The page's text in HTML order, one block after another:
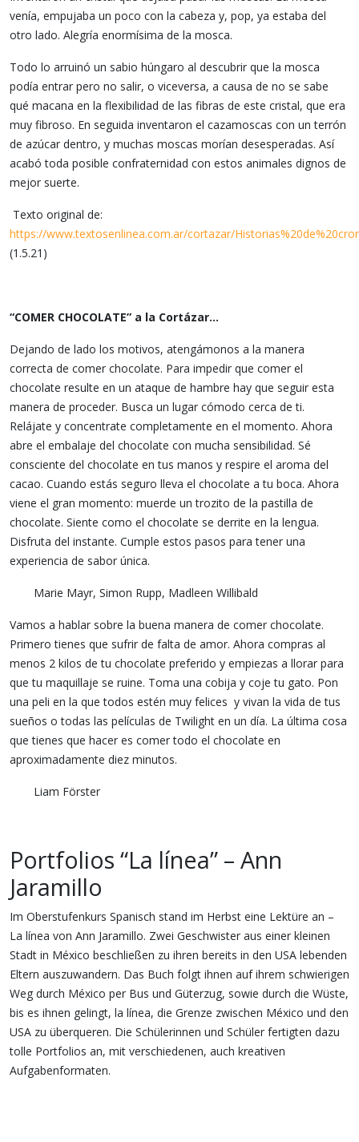
venía, empujaba un poco con la cabeza y, pop, ya estaba del
otro lado. Alegría enormísima de la mosca.
Todo lo arruinó un sabio húngaro al descubrir que la mosca
podía entrar pero no salir, o viceversa, a causa de no se sabe
qué macana en la flexibilidad de las fibras de este cristal, que era
muy fibroso. En seguida inventaron el cazamoscas con un terrón
de azúcar dentro, y muchas moscas morían desesperadas. Así
acabó toda posible confraternidad con estos animales dignos de
mejor suerte.
Texto original de:
https://www.textosenlinea.com.ar/cortazar/
(1.5.21)
“COMER CHOCOLATE” a la Cortázar…
Dejando de lado los motivos, atengámonos a la manera
correcta de comer chocolate. Para impedir que comer el
chocolate resulte en un ataque de hambre hay que seguir esta
manera de proceder. Busca un lugar cómodo cerca de ti.
Relájate y concentrate completamente en el momento. Ahora
abre el embalaje del chocolate con mucha sensibilidad. Sé
consciente del chocolate en tus manos y respire el aroma del
cacao. Cuando estás seguro lleva el chocolate a tu boca. Ahora
viene el gran momento: muerde un trozito de la pastilla de
chocolate. Siente como el chocolate se derrite en la lengua.
Disfruta del instante. Cumple estos pasos para tener una
experiencia de sabor única.
Marie Mayr, Simon Rupp, Madleen Willibald
Vamos a hablar sobre la buena manera de comer chocolate.
Primero tienes que sufrir de falta de amor. Ahora compras al
menos 2 kilos de tu chocolate preferido y empiezas a llorar para
que tu maquillaje se ruine. Toma una cobija y coje tu gato. Pon
una peli en la que todos estén muy felices y vivan la vida de tus
sueños o todas las películas de Twilight en un día. La última cosa
que tienes que hacer es comer todo el chocolate en
aproximadamente diez minutos.
Liam Förster
Portfolios “La línea” – Ann
Jaramillo
Im Oberstufenkurs Spanisch stand im Herbst eine Lektüre an –
La línea von Ann Jaramillo. Zwei Geschwister aus einer kleinen
Stadt in México beschließen zu ihren bereits in den USA lebenden
Eltern auszuwandern. Das Buch folgt ihnen auf ihrem schwierigen
Weg durch México per Bus und Güterzug, sowie durch die Wüste,
bis es ihnen gelingt, la línea, die Grenze zwischen México und den
USA zu überqueren. Die Schülerinnen und Schüler fertigten dazu
tolle Portfolios an, mit verschiedenen, auch kreativen
Aufgabenformaten.